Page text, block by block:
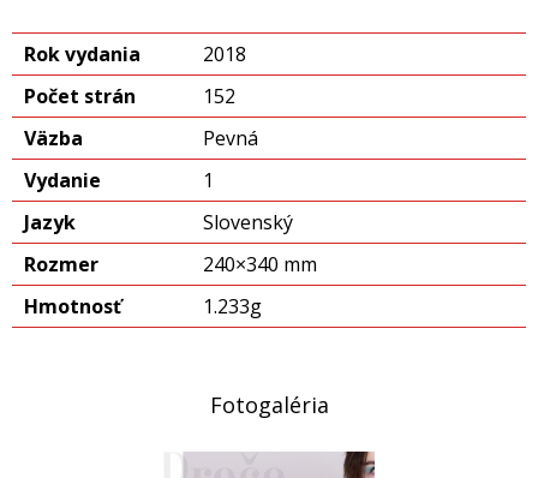
Rok vydania
2018
Počet strán
152
Väzba
Pevná
Vydanie
1
Jazyk
Slovenský
Rozmer
240×340 mm
Hmotnosť
1.233g
Fotogaléria